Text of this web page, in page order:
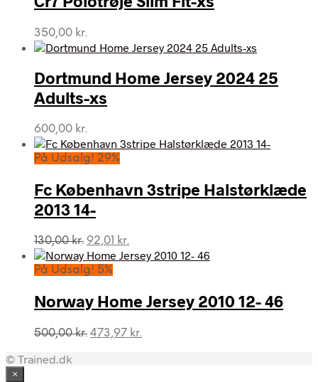
350,00 kr.
Dortmund Home Jersey 2024 25
Adults-xs
600,00 kr.
På Udsalg! 29%
Fc København 3stripe Halstørklæde
2013 14-
130,00kr. Den
oprindelige
pris
130,00 kr..
92,01 kr.
aktuelle
92,01 kr..
På Udsalg! 5%
Norway Home Jersey 2010 12- 46
500,00kr. Den
473,97 kr.
© Trained.dk
×